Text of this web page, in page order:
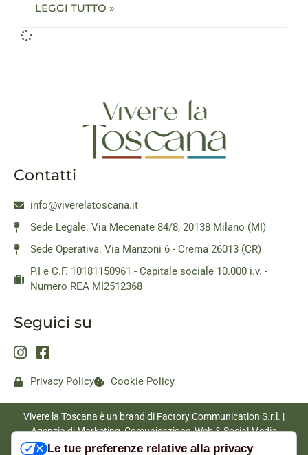
LEGGI TUTTO »
Contatti
info@viverelatoscana.it
Sede Legale: Via Mecenate 84/8, 20138 Milano (MI)
Sede Operativa: Via Manzoni 6 - Crema 26013 (CR)
P.I e C.F. 10181150961 - Capitale sociale 10.000 i.v. -
Numero REA MI2512368
Seguici su
Privacy Policy Cookie Policy
Vivere la Toscana è un brand di Factory Communication S.r.l. |
Agenzia di Marketing, Comunicazione, Web & Social Media
|www.factorycommunication.it
Le tue preferenze relative alla privacy